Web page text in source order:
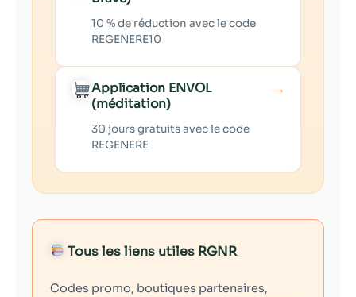
10 % de réduction avec le code
REGENERE10
Application ENVOL
(méditation)
30 jours gratuits avec le code
REGENERE
→
Tous les liens utiles RGNR
Codes promo, boutiques partenaires,